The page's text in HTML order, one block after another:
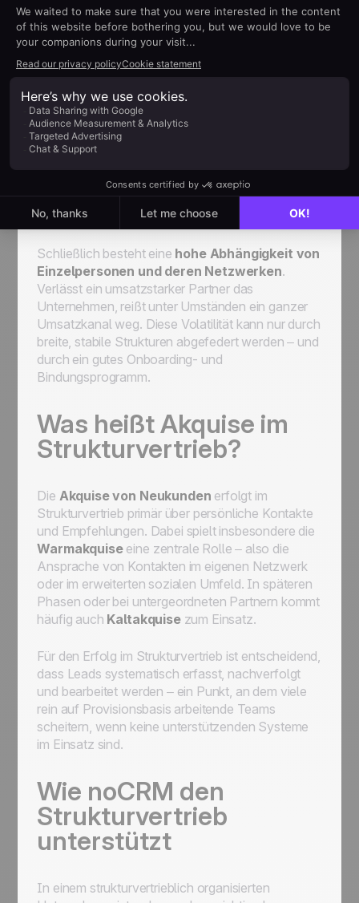
leidet nicht nur die Abschlussquote, sondern auch
die Marke selbst.
Hinzu kommt ein nicht ganz
unproblematisches Image: Strukturvertrieb
wird – insbesondere im deutschsprachigen Raum
– oft mit MLM-Modellen (Multi-Level-Marketing)
in Verbindung gebracht. Die Abgrenzung ist
wichtig, denn sie entscheidet darüber, ob das
wird. Eine transparente Kommunikation über
Struktur, Vergütung und Rollen ist hier
entscheidend.
Schließlich besteht eine hohe Abhängigkeit von
Einzelpersonen und deren Netzwerken.
Verlässt ein umsatzstarker Partner das
Unternehmen, reißt unter Umständen ein ganzer
Umsatzkanal weg. Diese Volatilität kann nur durch
breite, stabile Strukturen abgefedert werden – und
durch ein gutes Onboarding- und
Bindungsprogramm.
Was heißt Akquise im
Strukturvertrieb?
Die Akquise von Neukunden erfolgt im
Strukturvertrieb primär über persönliche Kontakte
und Empfehlungen. Dabei spielt insbesondere die
Warmakquiseeine zentrale Rolle – also die
Ansprache von Kontakten im eigenen Netzwerk
oder im erweiterten sozialen Umfeld. In späteren
Phasen oder bei untergeordneten Partnern kommt
häufig auch Kaltakquisezum Einsatz.
Für den Erfolg im Strukturvertrieb ist entscheidend,
dass Leads systematisch erfasst, nachverfolgt
und bearbeitet werden – ein Punkt, an dem viele
rein auf Provisionsbasis arbeitende Teams
scheitern, wenn keine unterstützenden Systeme
im Einsatz sind.
Wie noCRM den
Strukturvertrieb
unterstützt
In einem strukturvertrieblich organisierten